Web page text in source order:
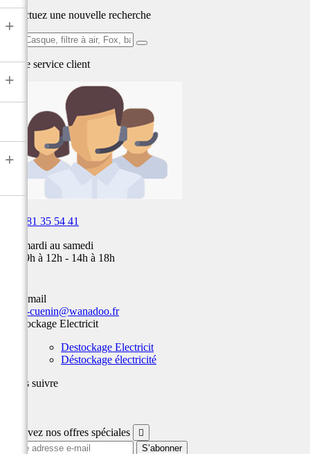
+
+
+
Effectuez une nouvelle recherche
Ex:
batterie
Notre service client
03 81 35 54 41
Du mardi au samedi
de 09h à 12h - 14h à 18h
Par email
team-cuenin@wanadoo.fr
Destockage Electricit
Destockage Electricit
Déstockage électricité
Nous suivre
Recevez nos offres spéciales 